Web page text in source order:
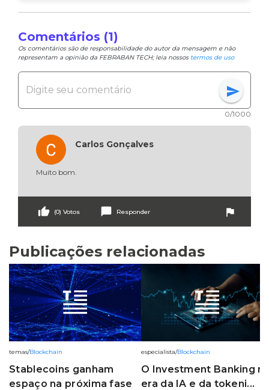
Comentários (1)
Os comentários são de responsabilidade do autor da mensagem e não
representam a opinião da FEBRABAN TECH; leia nossos termos de uso
send
0/1000
Carlos Gonçalves
Muito bom.
thumb_up (0) Votos chat_bubble Responder flag
Publicações relacionadas
temas/Blockchain
Stablecoins ganham
espaço na próxima fase
especialista/Blockchain
O Investment Banking
era da IA e da tokeni...